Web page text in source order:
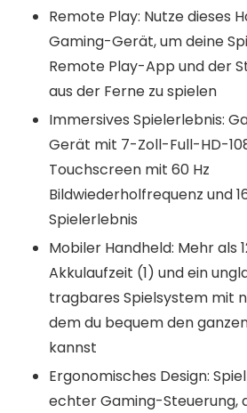
Remote Play: Nutze dieses
Gaming-Gerät, um deine
Remote Play-App und der
aus der Ferne zu spielen
Immersives Spielerlebnis:
Gerät mit 7-Zoll-Full-HD-
Touchscreen mit 60 Hz
Bildwiederholfrequenz und
Spielerlebnis
Mobiler Handheld: Mehr als
Akkulaufzeit (1) und ein
tragbares Spielsystem mit
dem du bequem den
kannst
Ergonomisches Design:
echter Gaming-Steuerung,